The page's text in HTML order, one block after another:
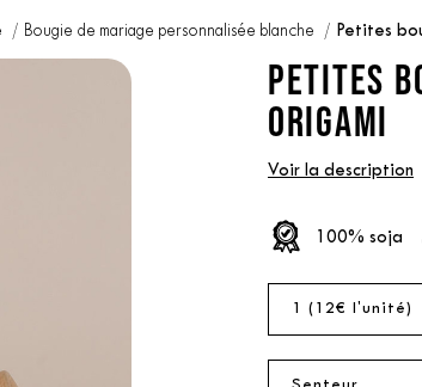
Bougie de mariage personnalisée blanche Petites
PETITES
ORIGAMI
Voir la description
100% soja